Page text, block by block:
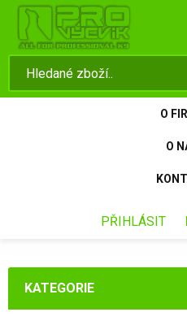
O
O
PŘIHLÁSIT
KATEGORIE